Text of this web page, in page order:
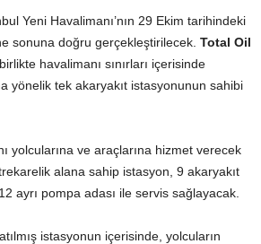
Yeni Havalimanı’nın 29 Ekim tarihindeki
sonuna doğru gerçekleştirilecek. Total Oil
havalimanı sınırları içerisinde
yönelik tek akaryakıt istasyonunun sahibi
yolcularına ve araçlarına hizmet verecek
alana sahip istasyon, 9 akaryakıt
ayrı pompa adası ile servis sağlayacak.
istasyonun içerisinde, yolcuların